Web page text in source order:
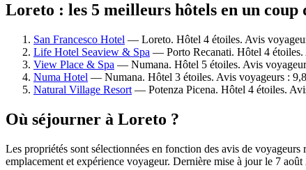
Loreto : les 5 meilleurs hôtels en un coup
San Francesco Hotel — Loreto. Hôtel 4 étoiles. Avis
Life Hotel Seaview & Spa — Porto Recanati. Hôtel 4
View Place & Spa — Numana. Hôtel 5 étoiles. Avis
Numa Hotel — Numana. Hôtel 3 étoiles. Avis voyageurs :
Natural Village Resort — Potenza Picena. Hôtel 4 étoiles.
Où séjourner à Loreto ?
Les propriétés sont sélectionnées en fonction des avis de
emplacement et expérience voyageur. Dernière mise à jour le 7 août